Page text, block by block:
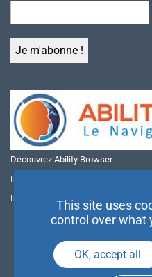
Découvrez Ability Browser
Installer Ability Browser sur Windows
Installer Ability Browser sur Mac
This site uses
control over what
OK, accept all